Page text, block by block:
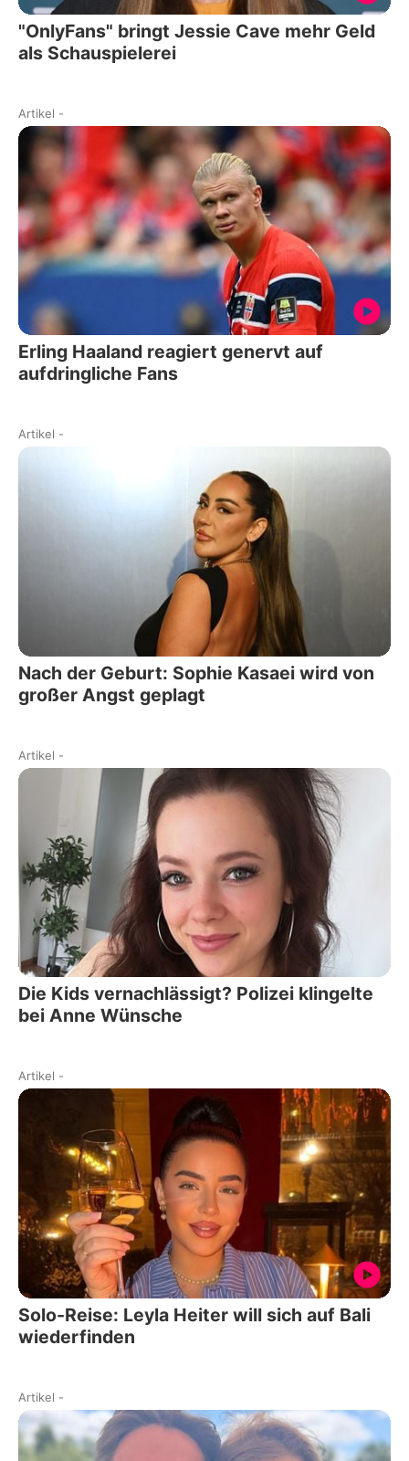
"OnlyFans" bringt Jessie Cave mehr Geld
als Schauspielerei
Artikel -
Erling Haaland reagiert genervt auf
aufdringliche Fans
Artikel -
Nach der Geburt: Sophie Kasaei wird von
großer Angst geplagt
Artikel -
Die Kids vernachlässigt? Polizei klingelte
bei Anne Wünsche
Artikel -
Solo-Reise: Leyla Heiter will sich auf Bali
wiederfinden
Artikel -